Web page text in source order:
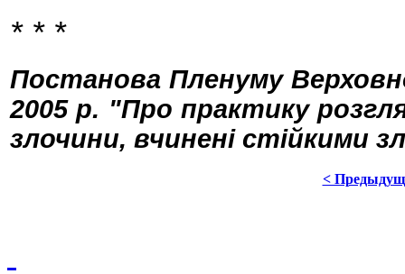
* * *
Постанова Пленуму
2005 р. "Про практику
злочини, вчинені стійкими
<